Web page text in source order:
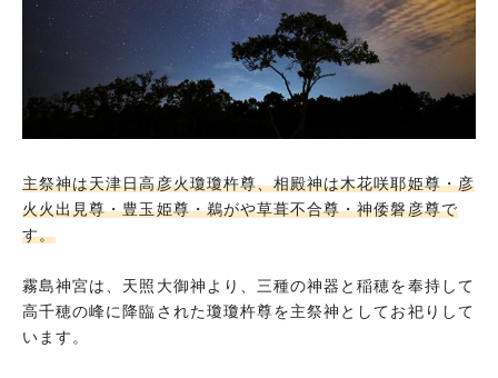
牧聞神社(ヒラサキジンジャ)
鹿児島神宮
山宮神社(通称:安楽山宮神社)
主祭神は天津日高彦火瓊瓊杵尊、相殿神は木花咲耶姫尊・彦
火火出見尊・豊玉姫尊・鵜がや草葺不合尊・神倭磐彦尊で
す。
霧島神宮は、天照大御神より、三種の神器と稲穂を奉持して
高千穂の峰に降臨された瓊瓊杵尊を主祭神としてお祀りして
います。